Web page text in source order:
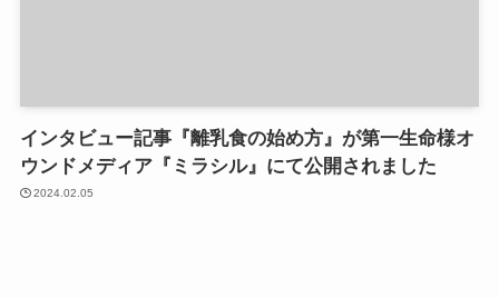
インタビュー記事『離乳食の始め方』が第一生命様オ
ウンドメディア『ミラシル』にて公開されました
2024.02.05